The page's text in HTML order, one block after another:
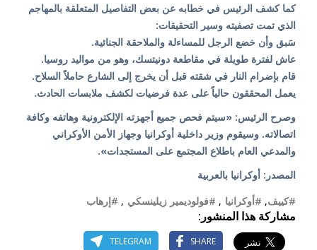
كما كشف الرئيس في خطابه عن بعض التفاصيل المتعلقة بالمهاجم
الذي تمت تصفيته وسير التحقيقات:
سَبق وأن خضع الرجل للمساءلة والملاحقة الجنائية.
عاش لفترة طويلة في مقاطعة دونيتسك، وهو من مواليد روسيا.
قام بإضرام النار في شقته قبل أن يخرج إلى الشارع حاملاً السلاح.
يعمل المحققون حالياً على عدة فرضيات لكشف ملابسات الحادث.
وصرح الرئيس: «سيتم فحص جميع أجهزته الإلكترونية وهاتفه وكافة
اتصالاته. وسيقوم وزير داخلية أوكرانيا وجهاز الأمن الأوكراني
والمدعي العام باطلاع المجتمع على المستجدات».
المصدر: أوكرانيا بالعربية
#كييف, #أوكرانيا , #فولوديمير زيلينسكي , #إرهاب
مشاركة هذا المنشور:
SHARE
TELEGRAM